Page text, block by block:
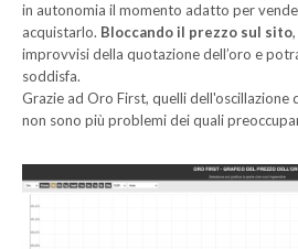
in autonomia il momento adatto per
acquistarlo. Bloccando il prezzo sul sito
improvvisi della quotazione dell’oro e
soddisfa.
Grazie ad Oro First, quelli dell'oscillazione
non sono più problemi dei quali